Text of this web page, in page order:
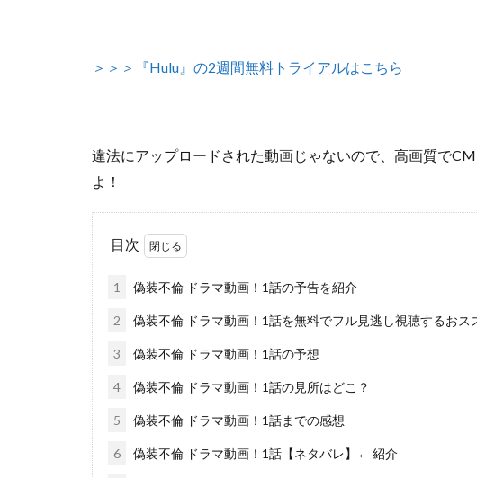
＞＞＞『Hulu』の2週間無料トライアルはこちら
違法にアップロードされた動画じゃないので、高画質で
よ！
目次
1 偽装不倫 ドラマ動画！1話の予告を紹介
2 偽装不倫 ドラマ動画！1話を無料でフル見逃し視聴するおス
3 偽装不倫 ドラマ動画！1話の予想
4 偽装不倫 ドラマ動画！1話の見所はどこ？
5 偽装不倫 ドラマ動画！1話までの感想
6 偽装不倫 ドラマ動画！1話【ネタバレ】← 紹介